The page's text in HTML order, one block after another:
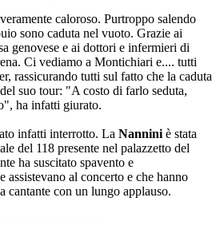
caloroso. Purtroppo salendo
sono caduta nel vuoto. Grazie ai
genovese e ai dottori e infermieri di
Ci vediamo a Montichiari e.... tutti
rassicurando tutti sul fatto che la caduta
suo tour: "A costo di farlo seduta,
ha infatti giurato.
infatti interrotto. La Nannini è stata
del 118 presente nel palazzetto del
ha suscitato spavento e
assistevano al concerto e che hanno
cantante con un lungo applauso.